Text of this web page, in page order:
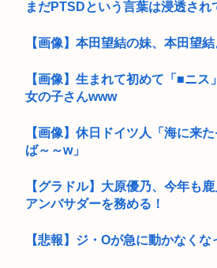
まだPTSDという言葉は浸透され
【画像】本田望結の妹、本田望
【画像】生まれて初めて「■ニス
女の子さんwww
【画像】休日ドイツ人「海に来
ば～～w」
【グラドル】大原優乃、今年も
アンバサダーを務める！
【悲報】ジ・Oが急に動かなくな